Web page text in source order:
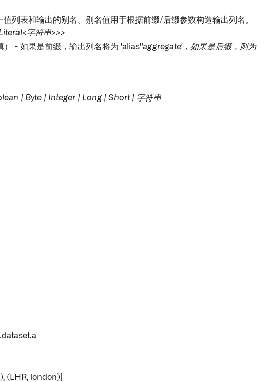
值列表和输出的别名。别名值用于根据前缀/后缀参数构造输出列名。
字符串>>>
） - 如果是前缀，输出列名将为 'alias''aggregate'，如果是后缀，则为
| Byte | Integer | Long | Short | 字符串
(LHR, london)]